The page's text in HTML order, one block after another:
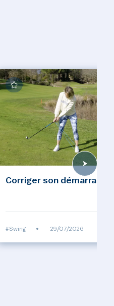
Corriger son démarrage
#Swing • 29/07/2026